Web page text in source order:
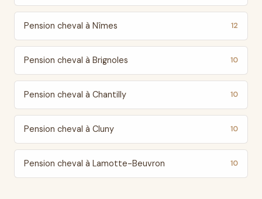
Pension cheval à Nîmes 12
Pension cheval à Brignoles 10
Pension cheval à Chantilly 10
Pension cheval à Cluny 10
Pension cheval à Lamotte-Beuvron 10